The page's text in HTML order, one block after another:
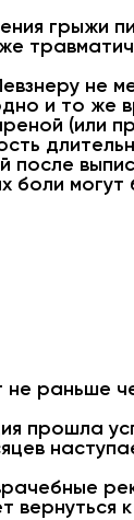
грыжи
не
и то же
(или
после
боли могут
раньше
прошла
вернуться